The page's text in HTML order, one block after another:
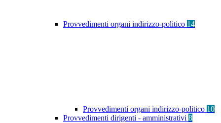
Provvedimenti organi indirizzo-politico 14
Provvedimenti organi indirizzo-politico 10
Provvedimenti dirigenti - amministrativi 8